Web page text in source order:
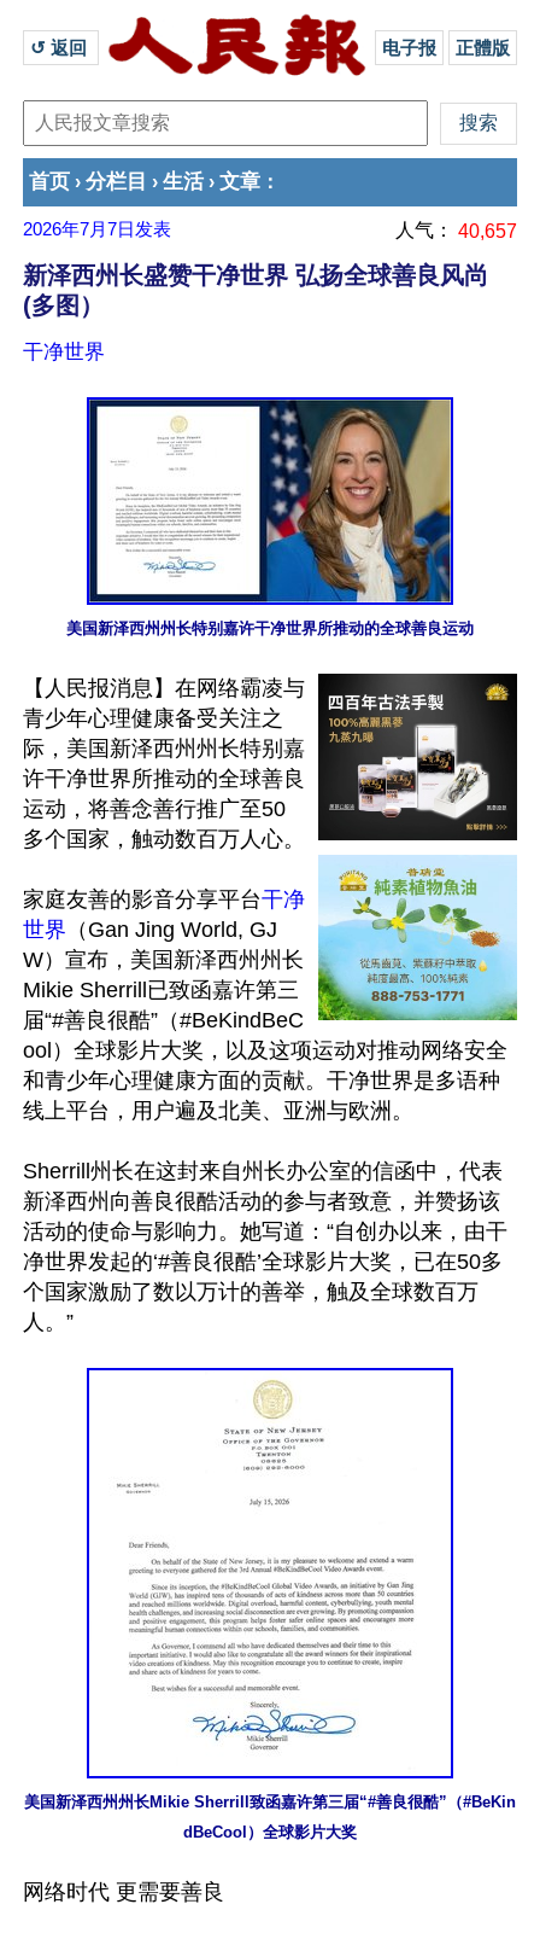
↺ 返回 电子报 正體版
首页 › 分栏目 › 生活 › 文章 ：
2026年7月7日 发表 人气： 40,657
新泽西州长盛赞干净世界 弘扬全球善良风尚
(多图）
干净世界
美国新泽西州州长特别嘉许干净世界所推动的全球善良运动
【人民报消息】在网络霸凌与
青少年心理健康备受关注之
际，美国新泽西州州长特别嘉
许干净世界所推动的全球善良
运动，将善念善行推广至50
多个国家，触动数百万人心。
家庭友善的影音分享平台干净
世界 （Gan Jing World, GJ
W）宣布，美国新泽西州州长
Mikie Sherrill已致函嘉许第三
届“#善良很酷”（#BeKindBeC
ool）全球影片大奖，以及这项运动对推动网络安全
和青少年心理健康方面的贡献。干净世界是多语种
线上平台，用户遍及北美、亚洲与欧洲。
Sherrill州长在这封来自州长办公室的信函中，代表
新泽西州向善良很酷活动的参与者致意，并赞扬该
活动的使命与影响力。她写道：“自创办以来，由干
净世界发起的‘#善良很酷’全球影片大奖，已在50多
个国家激励了数以万计的善举，触及全球数百万
人。”
美国新泽西州州长Mikie Sherrill致函嘉许第三届“#善良很酷”（#BeKin
dBeCool）全球影片大奖
网络时代 更需要善良